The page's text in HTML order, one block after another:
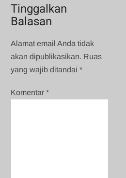
Tinggalkan
Balasan
Alamat email Anda tidak
akan dipublikasikan. Ruas
yang wajib ditandai*
Komentar*